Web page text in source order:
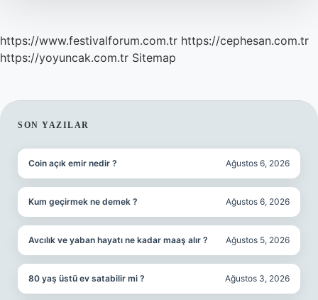
https://www.festivalforum.com.tr https://cephesan.com.tr
https://yoyuncak.com.tr Sitemap
SIDEBAR
SON YAZILAR
Coin açık emir nedir ? Ağustos 6, 2026
Kum geçirmek ne demek ? Ağustos 6, 2026
Avcılık ve yaban hayatı ne kadar maaş alır ? Ağustos 5, 2026
80 yaş üstü ev satabilir mi ? Ağustos 3, 2026